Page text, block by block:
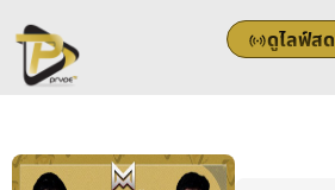
to
content
ดูไลฟ์สด